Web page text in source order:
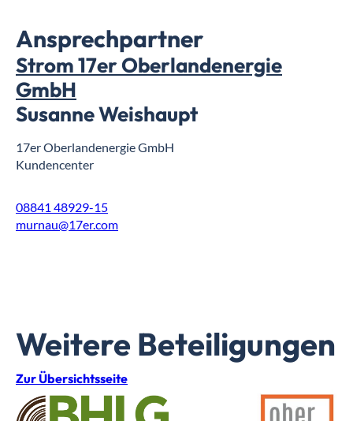
Ansprechpartner
Strom 17er Oberlandenergie
GmbH
Susanne Weishaupt
17er Oberlandenergie GmbH
Kundencenter
08841 48929-15
murnau@17er.com
Weitere Beteiligungen
Zur Übersichtsseite